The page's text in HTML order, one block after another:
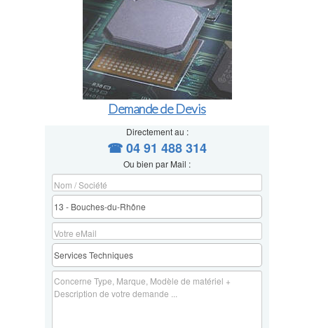
Exploitez la Puissance du M.2 : Installation Selon Votre
, Si votre carte mère est équipée d'un port M.2
disponible, à DIEULEFIT nous proposons l'installation de SSD
M.2 SATA ou PCIe, selon les spécifications de votre modèle.
Vous pourrez ainsi exploiter pleinement la rapidité de cette
technologie de pointe.
Transfert de Données Sécurisé et Précis, Nous comprenons
l'importance de vos données personnelles et professionnelles.
C'est pourquoi nous prenons le plus grand soin de transférer vos
données récupérées sur le nouveau disque en respectant les
contenu reste intact et accessible comme avant, sans risque de
perte de données. Améliorez les performances de votre
ordinateur en optant pour notre service de remplacement de
disque dur et SSD. Faites confiance à notre équipe compétente
pour une migration en douceur vers la rapidité, la fiabilité et
l'efficacité d'un SSD.
à DIEULEFIT Contactez-nous dès aujourd'hui pour en savoir plus
sur nos services de réparation d'ordinateurs et pour planifier votre
remplacement de disque dur ou SSD. Votre satisfaction est notre
priorité absolue.
Demande de Devis
Directement au :
☎ 04 91 488 314
Ou bien par Mail :